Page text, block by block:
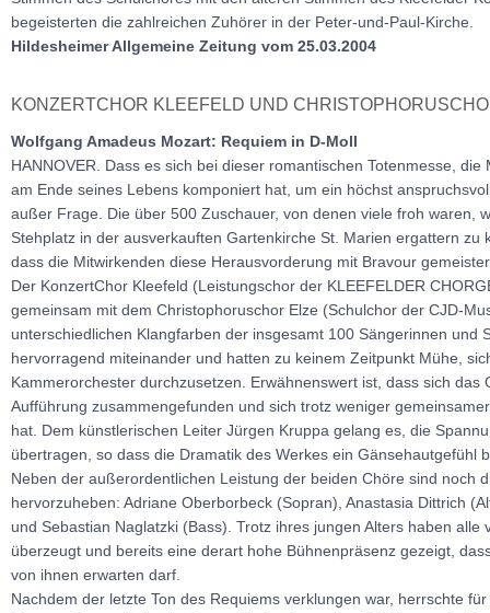
begeisterten die zahlreichen Zuhörer in der Peter-und-Paul-Kirche.
Hildesheimer Allgemeine Zeitung vom 25.03.2004
KONZERTCHOR KLEEFELD UND
Wolfgang Amadeus Mozart: Requiem in D-Moll
HANNOVER. Dass es sich bei dieser romantischen Totenmesse, die
am Ende seines Lebens komponiert hat, um ein höchst
außer Frage. Die über 500 Zuschauer, von denen viele froh waren,
Stehplatz in der ausverkauften Gartenkirche St. Marien ergattern zu
dass die Mitwirkenden diese Herausvorderung mit Bravour
Der KonzertChor Kleefeld (Leistungschor der KLEEFELDER
gemeinsam mit dem Christophoruschor Elze (Schulchor der CJD-
unterschiedlichen Klangfarben der insgesamt 100 Sängerinnen und
hervorragend miteinander und hatten zu keinem Zeitpunkt Mühe,
Kammerorchester durchzusetzen. Erwähnenswert ist, dass sich das
Aufführung zusammengefunden und sich trotz weniger
hat. Dem künstlerischen Leiter Jürgen Kruppa gelang es, die
übertragen, so dass die Dramatik des Werkes ein Gänsehautgefühl
Neben der außerordentlichen Leistung der beiden Chöre sind noch
hervorzuheben: Adriane Oberborbeck (Sopran), Anastasia Dittrich
und Sebastian Naglatzki (Bass). Trotz ihres jungen Alters haben alle
überzeugt und bereits eine derart hohe Bühnenpräsenz gezeigt,
von ihnen erwarten darf.
Nachdem der letzte Ton des Requiems verklungen war, herrschte